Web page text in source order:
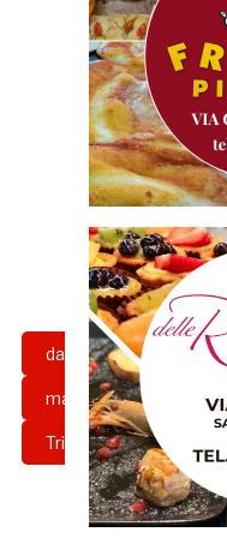
davide di pasquale
matteo patti
Triestina